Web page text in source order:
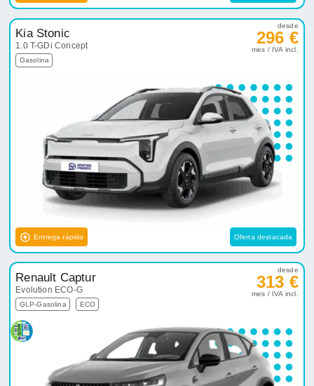
Kia Stonic
1.0 T-GDi Concept
Gasolina
desde
296 €
mes / IVA incl.
Entrega rápida Oferta destacada
Renault Captur
Evolution ECO-G
GLP-Gasolina ECO
desde
313 €
mes / IVA incl.